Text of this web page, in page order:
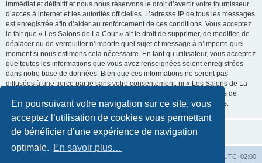
En poursuivant votre navigation sur ce site, vous
acceptez l’utilisation de cookies vous permettant
de bénéficier d’une expérience de navigation
optimale. En savoir plus…
immédiat et définitif et nous nous réservons le droit d’avertir votre fournisseur
d’accès à internet et les autorités officielles. L’adresse IP de tous les messages
est enregistrée afin d’aider au renforcement de ces conditions. Vous acceptez
le fait que « Les Salons de La Cour » ait le droit de supprimer, de modifier, de
déplacer ou de verrouiller n’importe quel sujet et message à n’importe quel
moment si nous estimons cela nécessaire. En tant qu’utilisateur, vous acceptez
que toutes les informations que vous avez renseignées soient enregistrées
dans notre base de données. Bien que ces informations ne seront pas
diffusées à une tierce partie sans votre consentement, ni « Les Salons de La
Cour », ni phpBB, ne pourront être tenus comme responsables en cas de
tentative de piratage informatique visant à compromettre vos données.
UTC+02:00